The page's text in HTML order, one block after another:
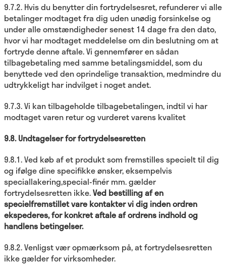
9.7.2. Hvis du benytter din fortrydelsesret, refunderer vi alle
betalinger modtaget fra dig uden unødig forsinkelse og
under alle omstændigheder senest 14 dage fra den dato,
hvor vi har modtaget meddelelse om din beslutning om at
fortryde denne aftale. Vi gennemfører en sådan
tilbagebetaling med samme betalingsmiddel, som du
benyttede ved den oprindelige transaktion, medmindre du
udtrykkeligt har indvilget i noget andet.
9.7.3. Vi kan tilbageholde tilbagebetalingen, indtil vi har
modtaget varen retur og vurderet varens kvalitet
9.8.Undtagelser for fortrydelsesretten
9.8.1. Ved køb af et produkt som fremstilles specielt til dig
og ifølge dine specifikke ønsker, eksempelvis
speciallakering,special-finér mm. gælder
fortrydelsesretten ikke.Ved bestilling af en
specielfremstillet vare kontakter vi dig inden ordren
ekspederes, for konkret aftale af ordrens indhold og
handlens betingelser.
9.8.2. Venligst vær opmærksom på, at fortrydelsesretten
ikke gælder for virksomheder.